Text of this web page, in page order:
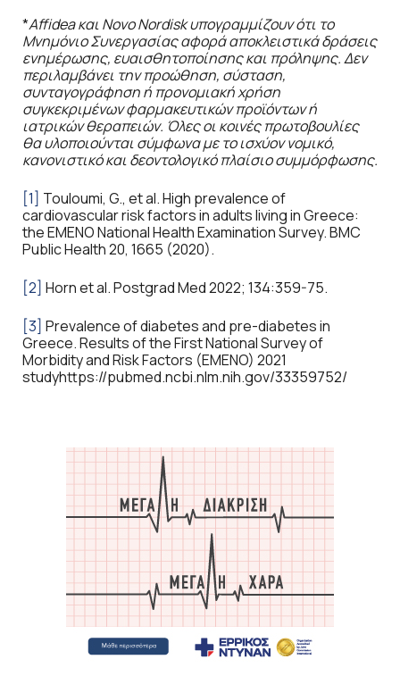
*AffideaκαιNovoNordiskυπογραμμίζουν ότι το
Μνημόνιο Συνεργασίας αφορά αποκλειστικά δράσεις
ενημέρωσης, ευαισθητοποίησης και πρόληψης. Δεν
περιλαμβάνει την προώθηση, σύσταση,
συνταγογράφηση ή προνομιακή χρήση
συγκεκριμένων φαρμακευτικών προϊόντων ή
ιατρικών θεραπειών. Όλες οι κοινές πρωτοβουλίες
θα υλοποιούνται σύμφωνα με το ισχύον νομικό,
κανονιστικό και δεοντολογικό πλαίσιο συμμόρφωσης.
[1] Touloumi, G., et al. High prevalence of
cardiovascular risk factors in adults living in Greece:
the EMENO National Health Examination Survey. BMC
Public Health 20, 1665 (2020).
[2] Horn et al. Postgrad Med 2022; 134:359-75.
[3] Prevalence of diabetes and pre-diabetes in
Greece. Results of the First National Survey of
Morbidity and Risk Factors (EMENO) 2021
studyhttps://pubmed.ncbi.nlm.nih.gov/33359752/